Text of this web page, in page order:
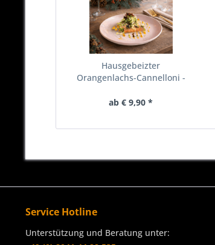
Hausgebeizter
Orangenlachs-Cannelloni -
ab € 9,90 *
Service Hotline
Unterstützung und Beratung unter: